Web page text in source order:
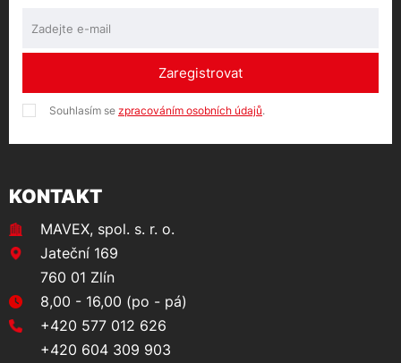
Zaregistrovat
Souhlasím se zpracováním osobních údajů.
KONTAKT
MAVEX, spol. s. r. o.
Jateční 169
760 01 Zlín
8,00 - 16,00 (po - pá)
+420 577 012 626
+420 604 309 903